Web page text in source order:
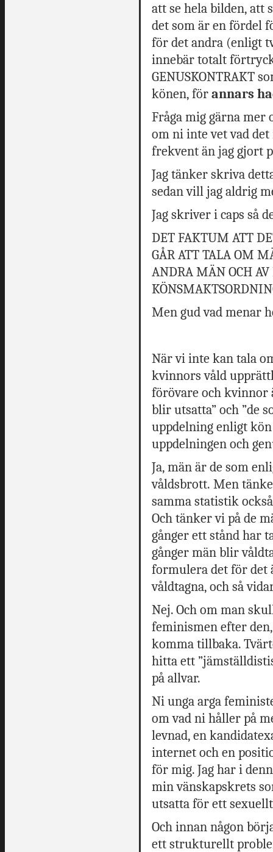
att se hela bilden, att
det som är en fördel
för det andra (enligt
innebär totalt
GENUSKONTRAKT
könen, för annars
Fråga mig gärna
om ni inte vet vad
frekvent än jag gjort
Jag tänker skriva
sedan vill jag aldrig
Jag skriver i caps så
DET FAKTUM ATT
GÅR ATT TALA OM
ANDRA MÄN OCH
Men gud vad menar
När vi inte kan tala
kvinnors våld
förövare och kvinnor
blir utsatta” och ”de
uppdelning enligt kön
uppdelningen och
Ja, män är de som
våldsbrott. Men
samma statistik
Och tänker vi på de
gånger ett stånd har
gånger män blir
formulera det för det
våldtagna, och så
Nej. Och om man
feminismen efter
komma tillbaka.
hitta ett
på allvar.
Ni unga arga
om vad ni håller på
levnad, en
internet och en
för mig. Jag har i
min vänskapskrets
utsatta för ett
Och innan någon
ett strukturellt